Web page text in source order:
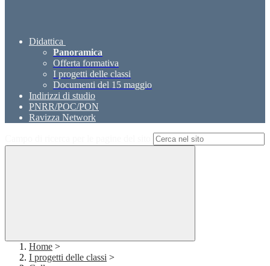
Didattica
Panoramica
Offerta formativa
I progetti delle classi
Documenti del 15 maggio
Indirizzi di studio
PNRR/POC/PON
Ravizza Network
Home >
I progetti delle classi >